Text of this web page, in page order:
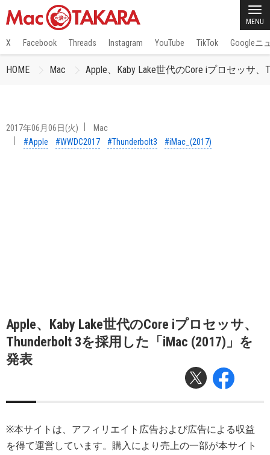
MENU
X Facebook Threads Instagram YouTube TikTok Googleニ
HOME Mac Apple、Kaby Lake世代のCore iプロセッサ
2017年06月06日(火)
Mac
#Apple
#WWDC2017 #Thunderbolt3 #iMac_(2017)
Apple、Kaby Lake世代のCore iプロセッサ、
Thunderbolt 3を採用した「iMac (2017)」を
発表
※本サイトは、アフィリエイト広告および広告による収益
を得て運営しています。購入により売上の一部が本サイト